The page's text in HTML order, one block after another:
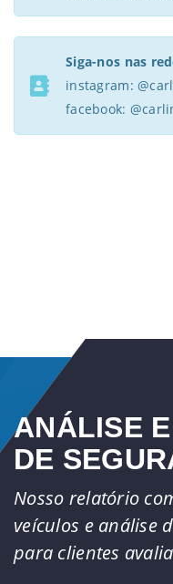
Siga-nos nas
instagram:
facebook:
ANÁLISE
DE
Nosso relatório
veículos e análise
para clientes